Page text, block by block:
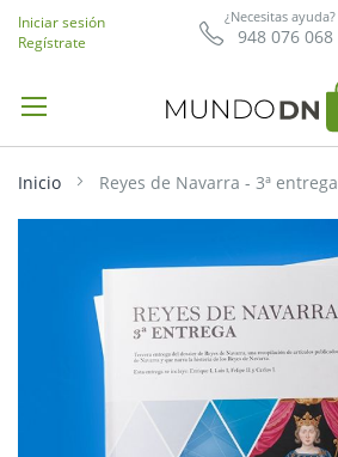
¿Necesitas ayuda?
948 076 068
Iniciar sesión
Regístrate
Inicio Reyes de Navarra - 3ª entrega